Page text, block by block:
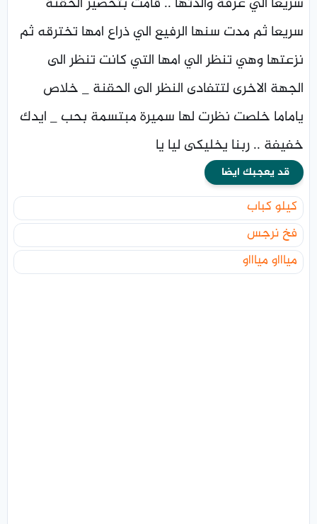
سريعا ثم مدت سنها الرفيع الي ذراع امها تخترقه ثم
نزعتها وهي تنظر الي امها التي كانت تنظر الى
الجهة الاخرى لتتفادى النظر الى الحقنة _ خلاص
ياماما خلصت نظرت لها سميرة مبتسمة بحب _ ايدك
خفيفة .. ربنا يخليكى ليا يا
قد يعجبك ايضا
كيلو كباب
فخ نرجس
مياااو مياااو